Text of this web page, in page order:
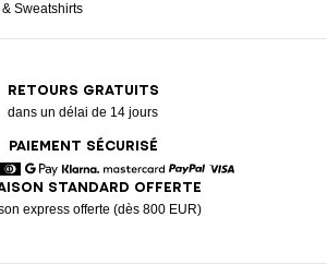
& Sweatshirts
RETOURS GRATUITS
dans un délai de 14 jours
PAIEMENT SÉCURISÉ
Express
Pay
DinersGoogle Pay
Klarna MastercardPaypal
STANDARD OFFERTE
express offerte (dès 800 EUR)